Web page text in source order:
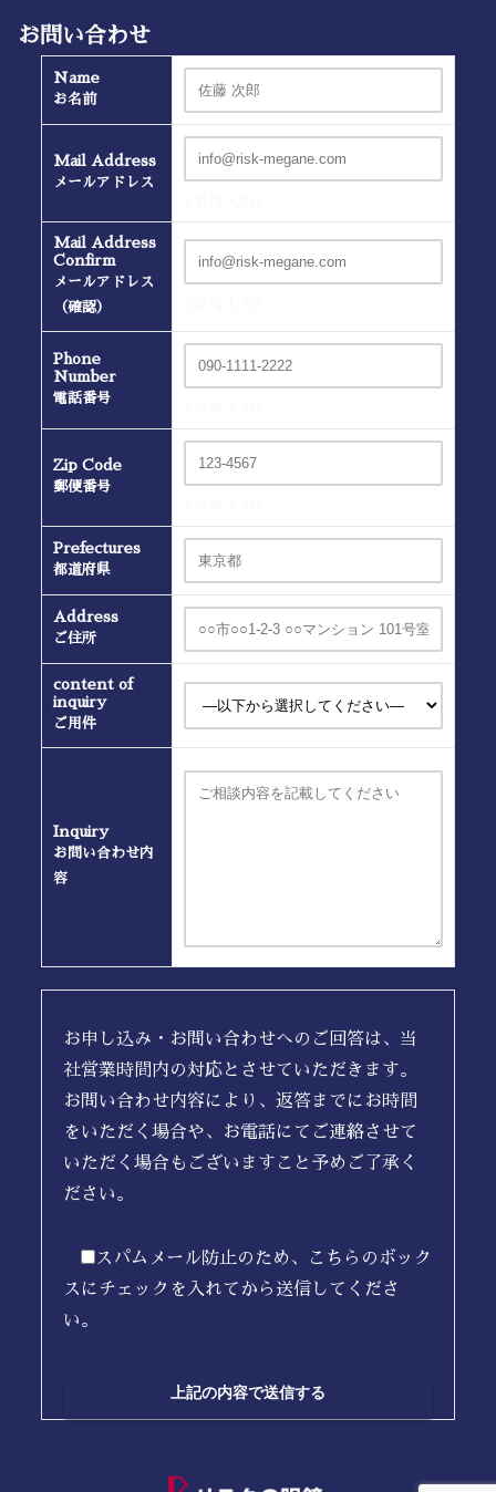
お問い合わせ
Name
お名前
Mail Address
メールアドレス
Mail Address
Confirm
メールアドレス
（確認）
Phone
Number
電話番号
Zip Code
郵便番号
Prefectures
都道府県
Address
ご住所
content of
inquiry
ご用件
Inquiry
お問い合わせ内
容
お申し込み・お問い合わせへのご回答は、当
社営業時間内の対応とさせていただきます。
お問い合わせ内容により、返答までにお時間
をいただく場合や、お電話にてご連絡させて
いただく場合もございますこと予めご了承く
ださい。
スパムメール防止のため、こちらのボック
スにチェックを入れてから送信してくださ
い。